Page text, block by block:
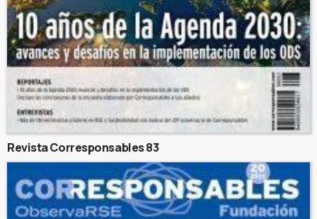
Revista Corresponsables 83